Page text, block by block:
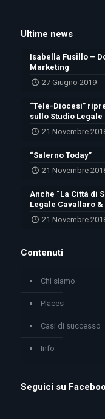
Ultime news
Isabella Fusillo –
Marketing
27 Giugno 2019
“Tele-Diocesi”
sullo Studio
21 Novembre
“Salerno Today”
21 Novembre
Anche “La Città di
Legale Cavallaro
21 Novembre
Contenuti
Chi siamo
Places
Casi di successo
Info
Seguici su